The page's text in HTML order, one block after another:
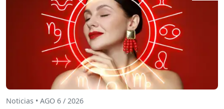
Noticias • AGO 6 / 2026